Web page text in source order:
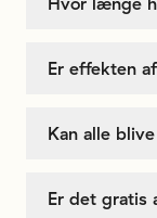
Er effekten
Kan alle
Er det gratis